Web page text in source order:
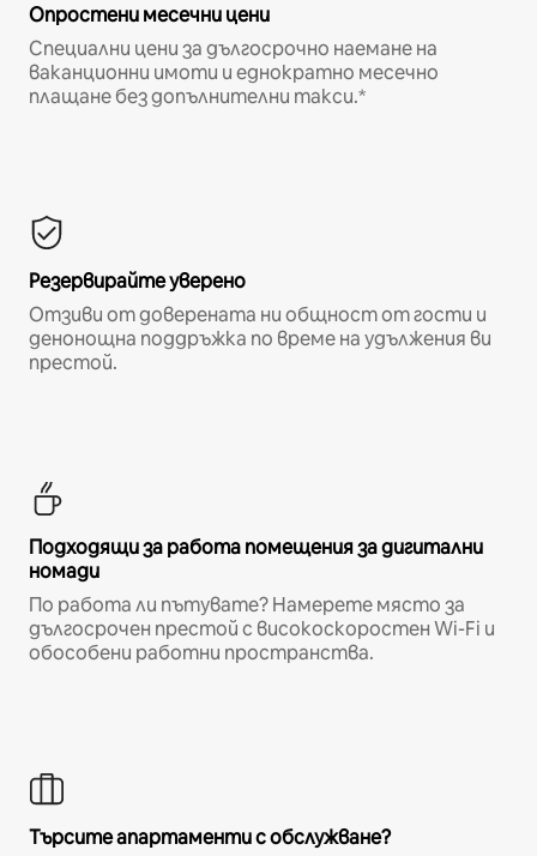
Опростени месечни цени
Специални цени за дългосрочно наемане на
ваканционни имоти и еднократно месечно
плащане без допълнителни такси.*
Резервирайте уверено
Отзиви от доверената ни общност от гости и
денонощна поддръжка по време на удължения ви
престой.
Подходящи за работа помещения за дигитални
номади
По работа ли пътувате? Намерете място за
дългосрочен престой с високоскоростен Wi-Fi и
обособени работни пространства.
Търсите апартаменти с обслужване?